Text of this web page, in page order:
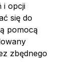
i opcji
się do
pomocą
zbędnego